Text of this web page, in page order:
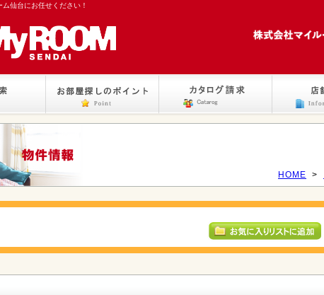
仙台にお任せください！
HOME >